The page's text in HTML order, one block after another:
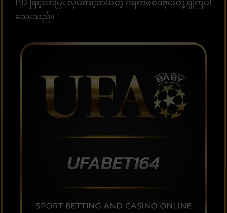
HD ဖြင့်လာပြီး လှပတင့်တယ်တဲ့ ဂရက်ဖစ်ဒီဇိုင်းတို့ ရှိကြပါ
သေးသည်။